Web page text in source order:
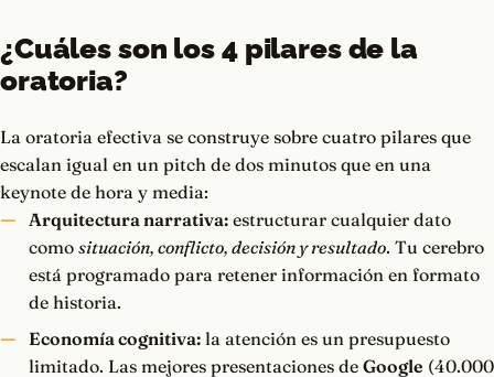
¿Cuáles son los 4 pilares de la
oratoria?
La oratoria efectiva se construye sobre cuatro pilares que
escalan igual en un pitch de dos minutos que en una
keynote de hora y media:
Arquitectura narrativa:estructurar cualquier dato
como situación, conflicto, decisión y resultado. Tu cerebro
está programado para retener información en formato
de historia.
Economía cognitiva:la atención es un presupuesto
limitado. Las mejores presentaciones de Google (40.000